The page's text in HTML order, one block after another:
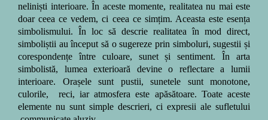
neliniști interioare. În aceste momente, realitatea nu mai este
doar ceea ce vedem, ci ceea ce simțim. Aceasta este esența
simbolismului. În loc să descrie realitatea în mod direct,
simboliștii au început să o sugereze prin simboluri, sugestii și
corespondențe între culoare, sunet și sentiment. În arta
simbolistă, lumea exterioară devine o reflectare a lumii
interioare. Orașele sunt pustii, sunetele sunt monotone,
culorile, reci, iar atmosfera este apăsătoare. Toate aceste
elemente nu sunt simple descrieri, ci expresii ale sufletului